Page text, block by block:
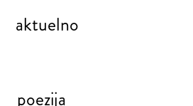
aktuelno
poezija